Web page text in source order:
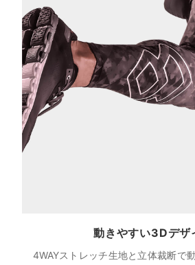
動きやすい3Dデザ
4WAYストレッチ生地と立体裁断で